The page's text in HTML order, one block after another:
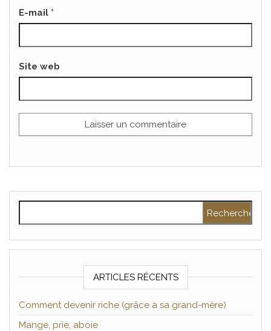
E-mail *
Site web
ARTICLES RÉCENTS
Comment devenir riche (grâce à sa grand-mère)
Mange, prie, aboie